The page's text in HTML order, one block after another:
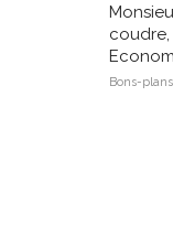
coudre,
Bons-